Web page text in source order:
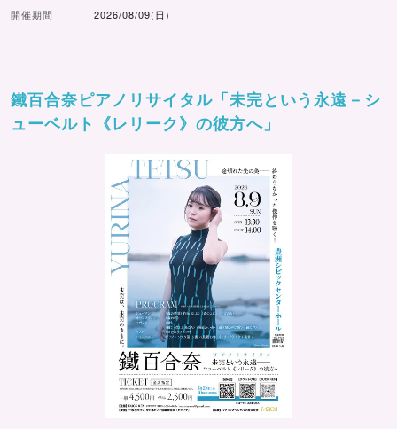
開催期間 2026/08/09(日)
鐵百合奈ピアノリサイタル「未完という永遠－シ
ューベルト《レリーク》の彼方へ」